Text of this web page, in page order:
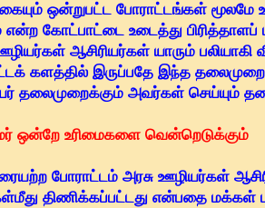
ஒன்றுபட்ட போராட்டங்கள்
என்ற கோட்பாட்டை உடைத்து பிரித்தாளப்
ஆசிரியர்கள் யாரும்
களத்தில் இருப்பதே இந்த
தலைமுறைக்கும் அவர்கள் செய்யும்
ஒன்றே உரிமைகளை வென்றெடுக்கும்
போராட்டம் அரசு ஊழியர்கள்
திணிக்கப்பட்டது என்பதை மக்கள்